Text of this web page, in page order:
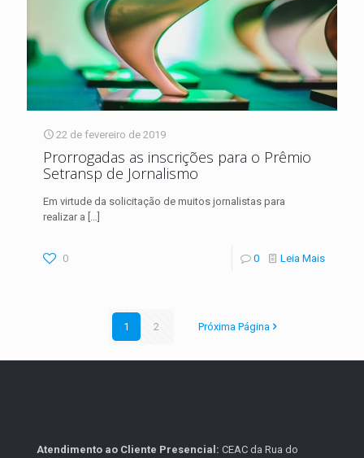
22 de fevereiro de 2019
Prorrogadas as inscrições para o Prêmio
Setransp de Jornalismo
Em virtude da solicitação de muitos jornalistas para
realizar a […]
0 0 Leia Mais
1 2 Próxima Página
Atendimento ao Cliente Presencial: CEAC da Rua do